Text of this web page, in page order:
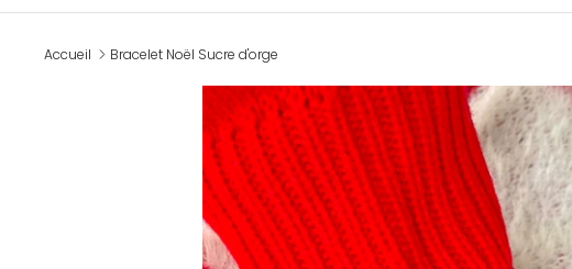
Accueil Bracelet Noël Sucre d'orge